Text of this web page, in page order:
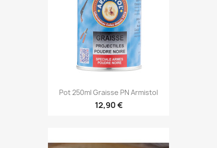
Pot 250ml Graisse PN Armistol
12,90 €